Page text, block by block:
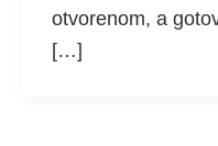
otvorenom, a
[…]